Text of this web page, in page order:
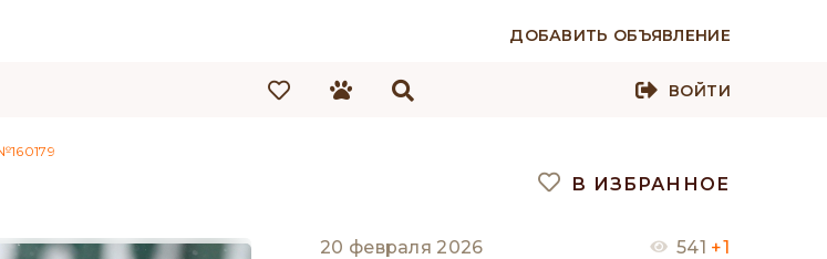
ДОБАВИТЬ ОБЪЯВЛЕНИЕ
ВОЙТИ
В ИЗБРАННОЕ
20 февраля 2026 541 +1